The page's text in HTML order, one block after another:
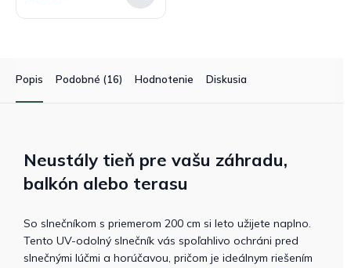
Popis Podobné (16) Hodnotenie Diskusia
Neustály tieň pre vašu záhradu,
balkón alebo terasu
So slnečníkom s priemerom 200 cm si leto užijete naplno.
Tento UV-odolný slnečník vás spoľahlivo ochráni pred
slnečnými lúčmi a horúčavou, pričom je ideálnym riešením